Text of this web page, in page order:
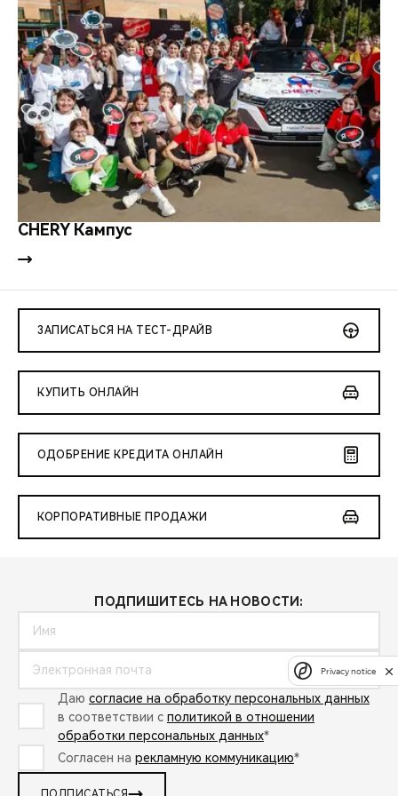
CHERY Кампус
ЗАПИСАТЬСЯ НА ТЕСТ-ДРАЙВ
КУПИТЬ ОНЛАЙН
ОДОБРЕНИЕ КРЕДИТА ОНЛАЙН
КОРПОРАТИВНЫЕ ПРОДАЖИ
ПОДПИШИТЕСЬ НА НОВОСТИ:
Даю согласие на обработку персональных данных
в соответствии с политикой в отношении
обработки персональных данных*
Согласен на рекламную коммуникацию*
Privacy notice